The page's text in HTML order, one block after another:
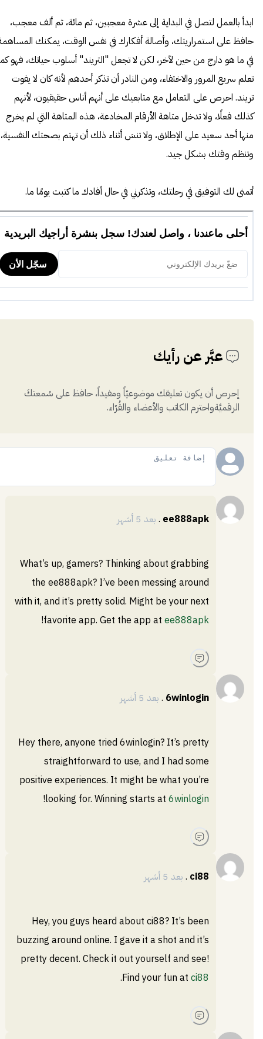
ابدأ بالعمل لتصل في البداية إلى عشرة معجبين، ثم مائة، ثم ألف معجب،
حافظ على استمراريتك، وأصالة أفكارك في نفس الوقت، يمكنك
في ما هو دارج من حين لآخر، لكن لا تجعل "التريند" أسلوب حياتك، فهو
تعلم سريع المرور والاختفاء، ومن النادر أن تذكر أحدهم لأنه كان لا يفوت
تريند. احرص على التعامل مع متابعيك على أنهم أناس حقيقيون، لأنهم
كذلك فعلًا، ولا تدخل متاهة الأرقام المخادعة، هذه المتاهة التي لم يخرج
منها أحد سعيد على الإطلاق، ولا تنسَ أثناء ذلك أن تهتم بصحتك النفسية،
وتنظم وقتك بشكل جيد.
أتمنى لك التوفيق في رحلتك، وتذكرني في حال أفادك ما كتبت يومًا ما.
عبَّر عن رأيك
إحرص أن يكون تعليقك موضوعيّاً ومفيداً، حافظ على سُمعتكَ
الرقميَّةواحترم الكاتب والأعضاء والقُرّاء.
ee888apk
. بعد 5 أشهر
What’s up, gamers? Thinking about grabbing
the ee888apk? I’ve been messing around
with it, and it’s pretty solid. Might be your next
favorite app. Get the app at ee888apk
!
6winlogin
. بعد 5 أشهر
Hey there, anyone tried 6winlogin? It’s pretty
straightforward to use, and I had some
positive experiences. It might be what you’re
looking for. Winning starts at 6winlogin
!
ci88
. بعد 5 أشهر
Hey, you guys heard about ci88? It’s been
buzzing around online. I gave it a shot and it’s
pretty decent. Check it out yourself and see!
Find your fun at ci88
.